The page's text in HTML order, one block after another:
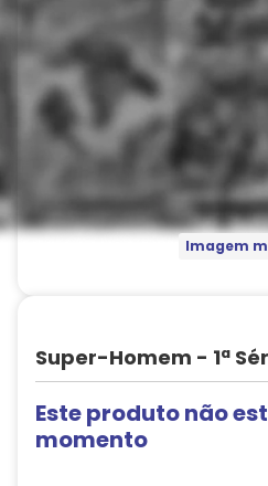
Imagem
Super-Homem - 1ª
Este produto não
momento